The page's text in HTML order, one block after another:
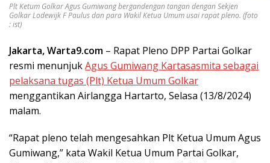
Plt Ketum Golkar Agus Gumiwang bergandengan tangan dengan Sekjen
Golkar Lodewijk F Paulus dan para Wakil Ketua Umum usai rapat pleno. (foto
: ist)
Jakarta, Warta9.com – Rapat Pleno DPP Partai Golkar
resmi menunjukAgus Gumiwang Kartasasmita sebagai
pelaksana tugas (Plt) Ketua Umum Golkar
menggantikan Airlangga Hartarto, Selasa (13/8/2024)
malam.
“Rapat pleno telah mengesahkan Plt Ketua Umum Agus
Gumiwang,” kata Wakil Ketua Umum Partai Golkar,